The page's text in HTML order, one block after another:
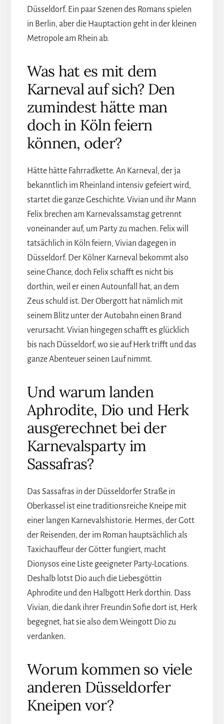
Düsseldorf. Ein paar Szenen des Romans spielen
in Berlin, aber die Hauptaction geht in der kleinen
Metropole am Rhein ab.
Was hat es mit dem
Karneval auf sich? Den
zumindest hätte man
doch in Köln feiern
können, oder?
Hätte hätte Fahrradkette. An Karneval, der ja
bekanntlich im Rheinland intensiv gefeiert wird,
startet die ganze Geschichte. Vivian und ihr Mann
Felix brechen am Karnevalssamstag getrennt
voneinander auf, um Party zu machen. Felix will
tatsächlich in Köln feiern, Vivian dagegen in
Düsseldorf. Der Kölner Karneval bekommt also
seine Chance, doch Felix schafft es nicht bis
dorthin, weil er einen Autounfall hat, an dem
Zeus schuld ist. Der Obergott hat nämlich mit
seinem Blitz unter der Autobahn einen Brand
verursacht. Vivian hingegen schafft es glücklich
bis nach Düsseldorf, wo sie auf Herk trifft und das
ganze Abenteuer seinen Lauf nimmt.
Und warum landen
Aphrodite, Dio und Herk
ausgerechnet bei der
Karnevalsparty im
Sassafras?
Das Sassafras in der Düsseldorfer Straße in
Oberkassel ist eine traditionsreiche Kneipe mit
einer langen Karnevalshistorie. Hermes, der Gott
der Reisenden, der im Roman hauptsächlich als
Taxichauffeur der Götter fungiert, macht
Dionysos eine Liste geeigneter Party-Locations.
Deshalb lotst Dio auch die Liebesgöttin
Aphrodite und den Halbgott Herk dorthin. Dass
Vivian, die dank ihrer Freundin Sofie dort ist, Herk
begegnet, hat sie also dem Weingott Dio zu
verdanken.
Worum kommen so viele
anderen Düsseldorfer
Kneipen vor?